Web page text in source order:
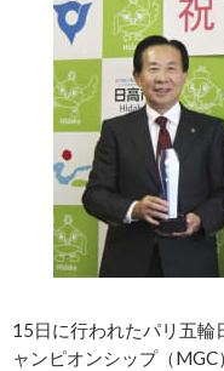
15日に行われたパリ五輪
ャンピオンシップ（